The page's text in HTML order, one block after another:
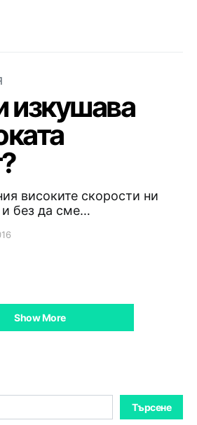
изкушава
високите скорости ни
и без да сме…
Show More
Търсене